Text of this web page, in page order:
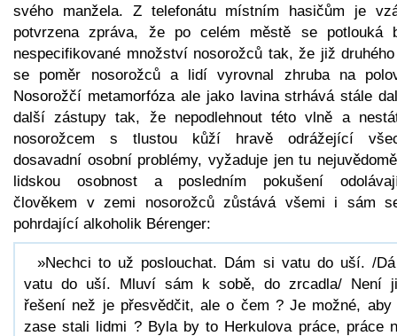
svého manžela. Z telefonátu místním hasičům je
potvrzena zpráva, že po celém městě se potlouká
nespecifikované množství nosorožců tak, že již
se poměr nosorožců a lidí vyrovnal zhruba na
Nosorožčí metamorfóza ale jako lavina strhává stále
další zástupy tak, že nepodlehnout této vlně a
nosorožcem s tlustou kůží hravě odrážející
dosavadní osobní problémy, vyžaduje jen tu
lidskou osobnost a posledním pokušení
člověkem v zemi nosorožců zůstává všemi i sám
pohrdající alkoholik Bérenger:
»Nechci to už poslouchat. Dám si vatu do uší. /
vatu do uší. Mluví sám k sobě, do zrcadla/ Není
řešení než je přesvědčit, ale o čem ? Je možné, aby
zase stali lidmi ? Byla by to Herkulova práce, práce